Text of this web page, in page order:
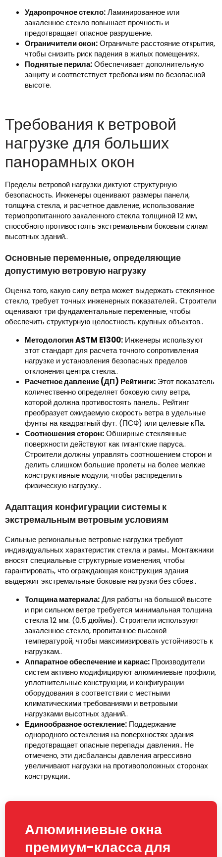
Ударопрочное стекло:Ламинированное или
закаленное стекло повышает прочность и
предотвращает опасное разрушение.
Ограничители окон:Ограничьте расстояние открытия,
чтобы снизить риск падения в жилых помещениях.
Поднятые перила:Обеспечивает дополнительную
защиту и соответствует требованиям по безопасной
высоте.
Требования к ветровой
нагрузке для больших
панорамных окон
Пределы ветровой нагрузки диктуют структурную
безопасность. Инженеры оценивают размеры панели,
толщина стекла, и расчетное давление, использование
термопропитанного закаленного стекла толщиной 12 мм,
способного противостоять экстремальным боковым силам
высотных зданий..
Основные переменные, определяющие
допустимую ветровую нагрузку
Оценка того, какую силу ветра может выдержать стеклянное
стекло, требует точных инженерных показателей.. Строители
оценивают три фундаментальные переменные, чтобы
обеспечить структурную целостность крупных объектов..
Методология ASTM E1300: Инженеры используют
этот стандарт для расчета точного сопротивления
нагрузке и установления безопасных пределов
отклонения центра стекла..
Расчетное давление (ДП) Рейтинги: Этот показатель
количественно определяет боковую силу ветра,
которой должна противостоять панель.. Рейтинг
преобразует ожидаемую скорость ветра в удельные
фунты на квадратный фут. (ПСФ) или целевые кПа.
Соотношения сторон:Обширные стеклянные
поверхности действуют как гигантские паруса..
Строители должны управлять соотношением сторон и
делить слишком большие пролеты на более мелкие
конструктивные модули, чтобы распределить
физическую нагрузку..
Адаптация конфигурации системы к
экстремальным ветровым условиям
Сильные региональные ветровые нагрузки требуют
индивидуальных характеристик стекла и рамы.. Монтажники
вносят специальные структурные изменения, чтобы
гарантировать, что ограждающая конструкция здания
выдержит экстремальные боковые нагрузки без сбоев..
Толщина материала:Для работы на большой высоте
и при сильном ветре требуется минимальная толщина
стекла 12 мм. (0.5 дюймы). Строители используют
закаленное стекло, пропитанное высокой
температурой, чтобы максимизировать устойчивость к
нагрузкам..
Аппаратное обеспечение и каркас: Производители
систем активно модифицируют алюминиевые профили,
уплотнительные конструкции, и конфигурации
оборудования в соответствии с местными
климатическими требованиями и ветровыми
нагрузками высотных зданий..
Единообразное остекление: Поддержание
однородного остекления на поверхностях здания
предотвращает опасные перепады давления.. Не
отмечено, эти дисбалансы давления агрессивно
увеличивают нагрузки на противоположных сторонах
конструкции..
Алюминиевые окна
премиум-класса для